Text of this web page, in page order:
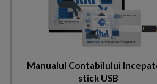
Manualul Contabilului
stick USB